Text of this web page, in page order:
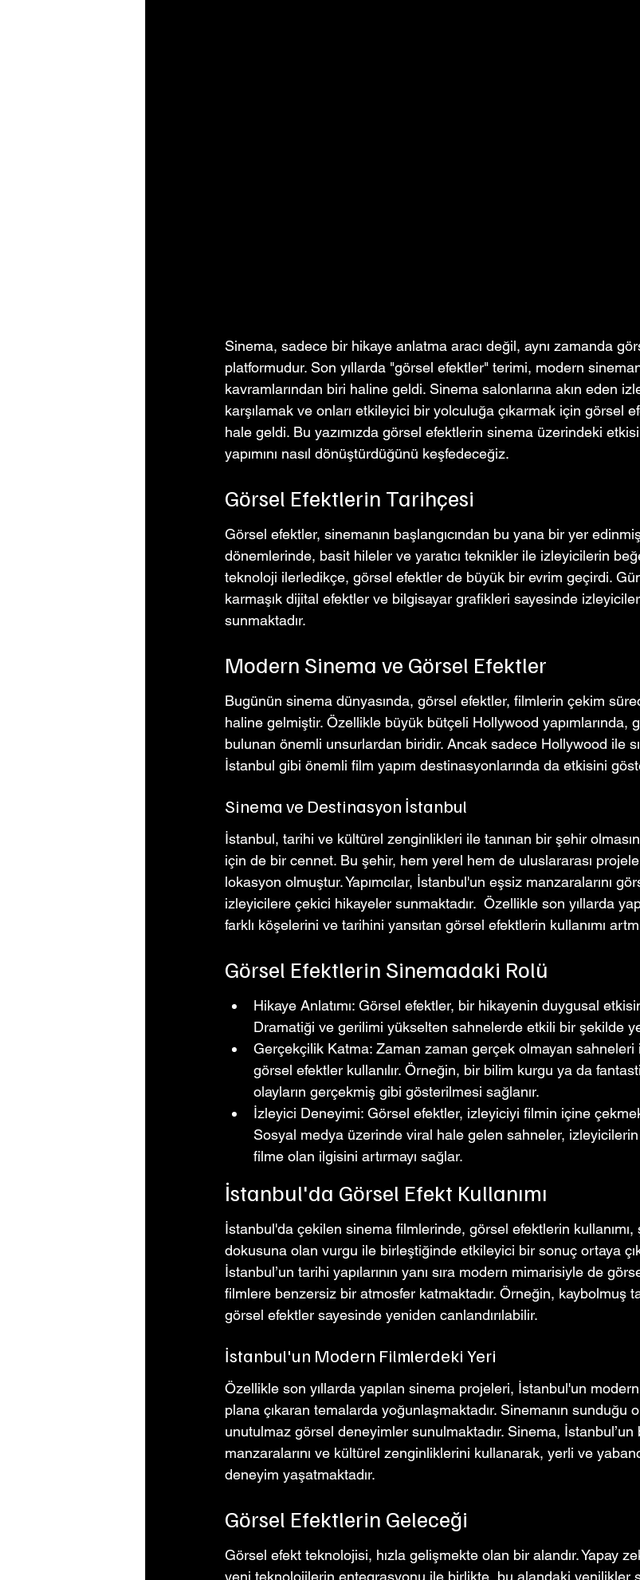
Sinema, sadece bir hikaye anlatma aracı değil, aynı zamanda
platformudur. Son yıllarda "görsel efektler" terimi, modern
kavramlarından biri haline geldi. Sinema salonlarına akın eden
karşılamak ve onları etkileyici bir yolculuğa çıkarmak için görsel
hale geldi. Bu yazımızda görsel efektlerin sinema üzerindeki
yapımını nasıl dönüştürdüğünü keşfedeceğiz.
Görsel Efektlerin Tarihçesi
Görsel efektler, sinemanın başlangıcından bu yana bir yer
dönemlerinde, basit hileler ve yaratıcı teknikler ile izleyicilerin
teknoloji ilerledikçe, görsel efektler de büyük bir evrim geçirdi.
karmaşık dijital efektler ve bilgisayar grafikleri sayesinde
sunmaktadır.
Modern Sinema ve Görsel Efektler
Bugünün sinema dünyasında, görsel efektler, filmlerin çekim
haline gelmiştir. Özellikle büyük bütçeli Hollywood yapımlarında,
bulunan önemli unsurlardan biridir. Ancak sadece Hollywood ile
İstanbul gibi önemli film yapım destinasyonlarında da etkisini
Sinema ve Destinasyon İstanbul
İstanbul, tarihi ve kültürel zenginlikleri ile tanınan bir şehir
için de bir cennet. Bu şehir, hem yerel hem de uluslararası
lokasyon olmuştur. Yapımcılar, İstanbul'un eşsiz manzaralarını
izleyicilere çekici hikayeler sunmaktadır.  Özellikle son yıllarda
farklı köşelerini ve tarihini yansıtan görsel efektlerin kullanımı
Görsel Efektlerin Sinemadaki Rolü
Hikaye Anlatımı: Görsel efektler, bir hikayenin duygusal
Dramatiği ve gerilimi yükselten sahnelerde etkili bir şekilde
Gerçekçilik Katma: Zaman zaman gerçek olmayan sahneleri
görsel efektler kullanılır. Örneğin, bir bilim kurgu ya da
olayların gerçekmiş gibi gösterilmesi sağlanır.
İzleyici Deneyimi: Görsel efektler, izleyiciyi filmin içine
Sosyal medya üzerinde viral hale gelen sahneler, izleyicilerin
filme olan ilgisini artırmayı sağlar.
İstanbul'da Görsel Efekt Kullanımı
İstanbul'da çekilen sinema filmlerinde, görsel efektlerin
dokusuna olan vurgu ile birleştiğinde etkileyici bir sonuç ortaya
İstanbul’un tarihi yapılarının yanı sıra modern mimarisiyle de
filmlere benzersiz bir atmosfer katmaktadır. Örneğin, kaybolmuş
görsel efektler sayesinde yeniden canlandırılabilir.
İstanbul'un Modern Filmlerdeki Yeri
Özellikle son yıllarda yapılan sinema projeleri, İstanbul'un
plana çıkaran temalarda yoğunlaşmaktadır. Sinemanın sunduğu
unutulmaz görsel deneyimler sunulmaktadır. Sinema,
manzaralarını ve kültürel zenginliklerini kullanarak, yerli ve
deneyim yaşatmaktadır.
Görsel Efektlerin Geleceği
Görsel efekt teknolojisi, hızla gelişmekte olan bir alandır. Yapay
yeni teknolojilerin entegrasyonu ile birlikte, bu alandaki yenilikler